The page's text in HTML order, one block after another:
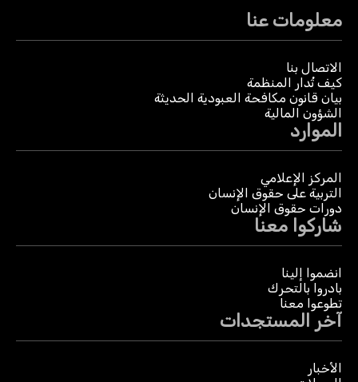
معلومات عنا
الاتصال بنا
كيف تُدار المنظمة
بيان قانون مكافحة العبودية الحديثة
الشؤون المالية
الموارد
المركز الإعلامي
التربية على حقوق الإنسان
دورات حقوق الإنسان
شاركوا معنا
انضموا إلينا
بادروا بالتحرك
تطوعوا معنا
آخر المستجدات
الأخبار